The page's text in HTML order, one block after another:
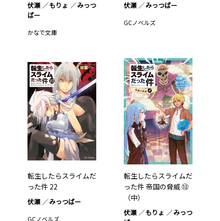
伏瀬 もりょ
みっつ
ばー
かなで文庫
伏瀬 みっつばー
GCノベルズ
転生したらスライムだ
った件 22
伏瀬 みっつばー
GCノベルズ
転生したらスライムだ
った件 帝国の脅威 ⑫
（中）
伏瀬 もりょ
みっつ